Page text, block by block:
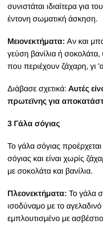
συνιστάται ιδιαίτερα για
έντονη σωματική άσκηση.
Μειονεκτήματα: Αν και μ
γεύση βανίλια ή σοκολάτα,
που περιέχουν ζάχαρη, γι
Διάβασε σχετικά: Αυτές
πρωτεϊνης για
3 Γάλα σόγιας
Το γάλα σόγιας
σόγιας και είναι χωρίς
με σοκολάτα και βανίλια.
Πλεονεκτήματα: Το γάλα
ισοδύναμο με το
εμπλουτισμένο με